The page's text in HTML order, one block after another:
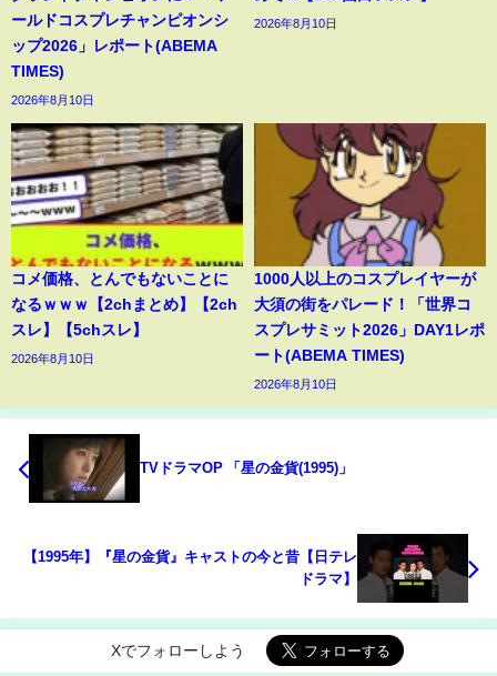
ールドコスプレチャンピオンシ
ップ2026」レポート(ABEMA
TIMES)
2026年8月10日
2026年8月10日
コメ価格、とんでもないことに
なるｗｗｗ【2chまとめ】【2ch
スレ】【5chスレ】
2026年8月10日
1000人以上のコスプレイヤーが
大須の街をパレード！「世界コ
スプレサミット2026」DAY1レポ
ート(ABEMA TIMES)
2026年8月10日
TVドラマOP 「星の金貨(1995)」
【1995年】『星の金貨』キャストの今と昔【日テレ
ドラマ】
Xでフォローしよう